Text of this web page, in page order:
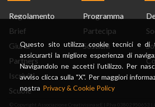
Regolamento
Brief
Giuria
Partners
Iscriviti
Scuole
Programma
Partecipa
Sostieni
Questo sito utilizza cookie tecnici e di
assicurarti la migliore esperienza di
Navigandolo ne accetti l'utilizzo. Per
avviso clicca sulla "X". Per maggiori
nostra Privacy & Cookie Policy